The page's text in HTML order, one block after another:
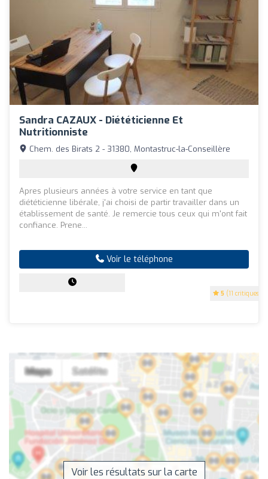
Sandra CAZAUX - Diététicienne Et
Nutritionniste
5 (11 critiques)
Chem. des Birats 2 - 31380, Montastruc-la-Conseillère
Apres plusieurs années à votre service en tant que
diététicienne libérale, j'ai choisi de partir travailler dans un
établissement de santé. Je remercie tous ceux qui m'ont fait
confiance. Prene...
Voir le téléphone
Voir les résultats sur la carte